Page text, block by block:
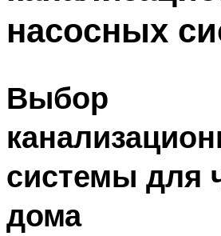
насосных
Выбор
системы для
дома